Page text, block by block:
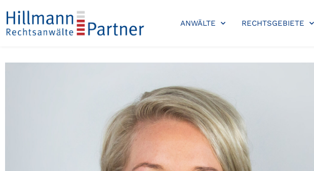
ANWÄLTE RECHTSGEBIETE